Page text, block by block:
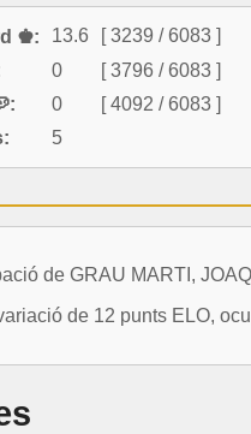
♚: 13.6
[ 3239 / 6083 ]
0
[ 3796 / 6083 ]
0
[ 4092 / 6083 ]
5
de GRAU MARTI,
de 12 punts ELO,